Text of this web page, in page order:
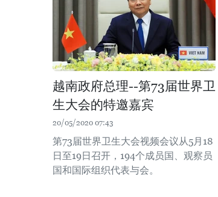
越南政府总理--第73届世界卫
生大会的特邀嘉宾
20/05/2020 07:43
第73届世界卫生大会视频会议从5月18
日至19日召开，194个成员国、观察员
国和国际组织代表与会。